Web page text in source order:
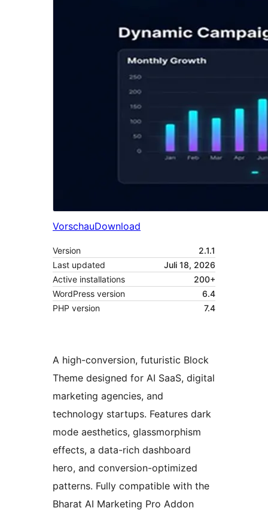
VorschauDownload
Version
2.1.1
Last updated
Juli 18, 2026
Active installations
200+
WordPress version
6.4
PHP version
7.4
A high-conversion, futuristic Block
Theme designed for AI SaaS, digital
marketing agencies, and
technology startups. Features dark
mode aesthetics, glassmorphism
effects, a data-rich dashboard
hero, and conversion-optimized
patterns. Fully compatible with the
Bharat AI Marketing Pro Addon